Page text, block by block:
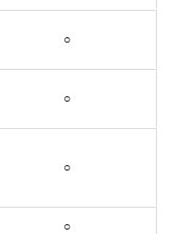
○
○
○
○